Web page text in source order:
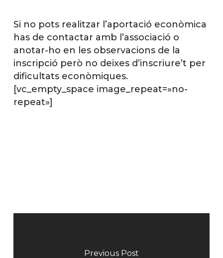
Si no pots realitzar l’aportació econòmica
has de contactar amb l’associació o
anotar-ho en les observacions de la
inscripció però no deixes d’inscriure’t per
dificultats econòmiques.
[vc_empty_space image_repeat=»no-
repeat»]
Previous Post